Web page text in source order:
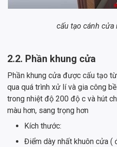
cấu tạo cánh
2.2. Phần khung cửa
Phần khung cửa được cấu tạo
qua quá trình xử lí và gia công
trong nhiệt độ 200 độ c và hút
màu hơn, sang trọng hơn
Kích thước:
Điểm dày nhất khuôn cửa (